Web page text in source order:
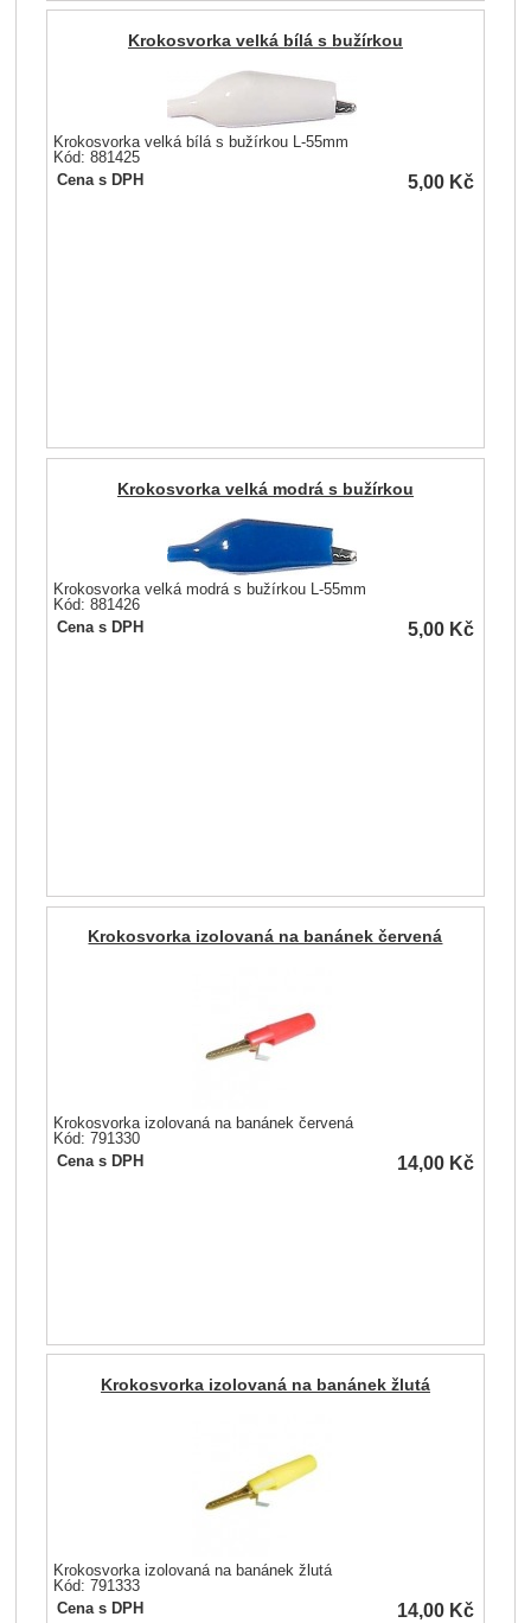
Krokosvorka velká bílá s bužírkou
Krokosvorka velká bílá s bužírkou L-55mm
Kód: 881425
Cena s DPH
5,00 Kč
Krokosvorka velká modrá s bužírkou
Krokosvorka velká modrá s bužírkou L-55mm
Kód: 881426
Cena s DPH
5,00 Kč
Krokosvorka izolovaná na banánek červená
Krokosvorka izolovaná na banánek červená
Kód: 791330
Cena s DPH
14,00 Kč
Krokosvorka izolovaná na banánek žlutá
Krokosvorka izolovaná na banánek žlutá
Kód: 791333
Cena s DPH
14,00 Kč